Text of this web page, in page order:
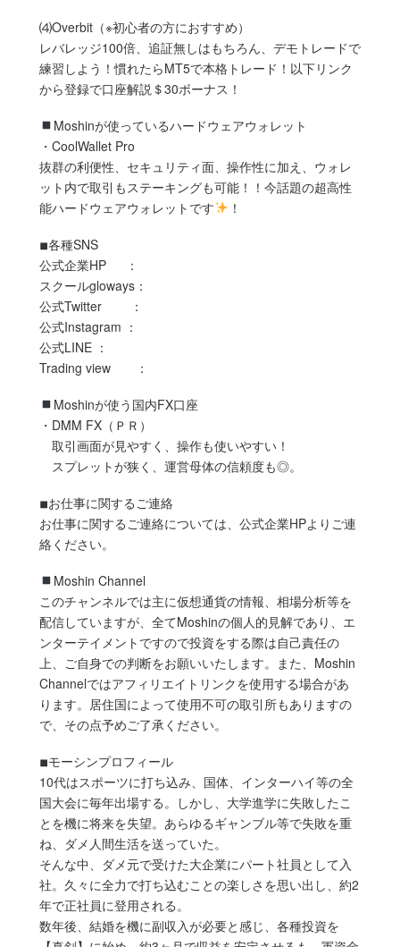
⑷Overbit（※初心者の方におすすめ）
レバレッジ100倍、追証無しはもちろん、デモトレードで
練習しよう！慣れたらMT5で本格トレード！以下リンク
から登録で口座解説＄30ボーナス！
Moshinが使っているハードウェアウォレット
・CoolWallet Pro
抜群の利便性、セキュリティ面、操作性に加え、ウォレ
ット内で取引もステーキングも可能！！今話題の超高性
能ハードウェアウォレットです
！
◾︎各種SNS
公式企業HP ：
スクールgloways：
公式Twitter ：
公式Instagram ：
公式LINE ：
Trading view ：
Moshinが使う国内FX口座
・DMM FX（ＰＲ）
取引画面が見やすく、操作も使いやすい！
スプレットが狭く、運営母体の信頼度も◎。
◾︎お仕事に関するご連絡
お仕事に関するご連絡については、公式企業HPよりご連
絡ください。
Moshin Channel
このチャンネルでは主に仮想通貨の情報、相場分析等を
配信していますが、全てMoshinの個人的見解であり、エ
ンターテイメントですので投資をする際は自己責任の
上、ご自身での判断をお願いいたします。また、Moshin
Channelではアフィリエイトリンクを使用する場合があ
ります。居住国によって使用不可の取引所もありますの
で、その点予めご了承ください。
◾︎モーシンプロフィール
10代はスポーツに打ち込み、国体、インターハイ等の全
国大会に毎年出場する。しかし、大学進学に失敗したこ
とを機に将来を失望。あらゆるギャンブル等で失敗を重
ね、ダメ人間生活を送っていた。
そんな中、ダメ元で受けた大企業にパート社員として入
社。久々に全力で打ち込むことの楽しさを思い出し、約2
年で正社員に登用される。
数年後、結婚を機に副収入が必要と感じ、各種投資を